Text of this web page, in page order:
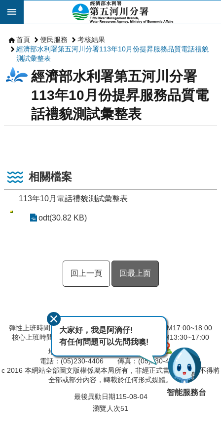
跳到主要內容區塊
首頁 便民服務
考核結果
經濟部水利署第五河川分署113年10月份提昇服務品質電話禮貌
測試彙整表
經濟部水利署第五河川分署
113年10月份提昇服務品質電
話禮貌測試彙整表
相關檔案
113年10月電話禮貌測試彙整表
odt(30.82 KB)
回上一頁 回最上面
彈性上班時間：AM08:00~09:00 彈性下班時間：PM17:00~18:00
核心上班時間：星期一 ~ 星期五 AM9:00~12:30 PM13:30~17:00
地址：600039嘉義市 親水路 123 號
電話：(05)230-4406 傳真：(05)230-4421
c 2016 本網站全部圖文版權係屬本局所有，非經正式書面同意， 不得將
全部或部分內容，轉載於任何形式媒體。
最後異動日期115-08-04
瀏覽人次51
大家好，我是阿滴仔!
有任何問題可以先問我噢!
智能服務台